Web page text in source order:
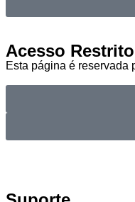
Acesso Restrito
Esta página é reservada